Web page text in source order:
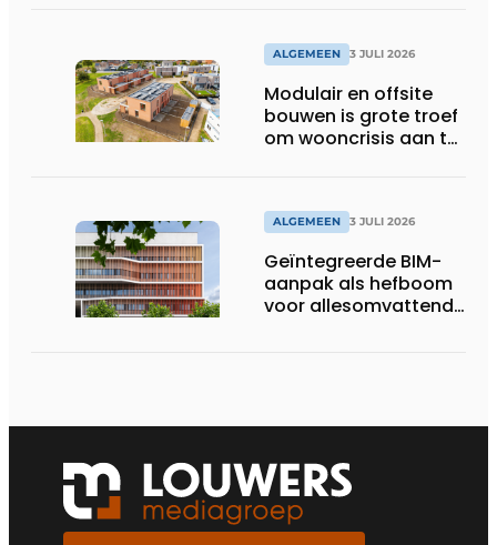
ALGEMEEN 3 JULI 2026
Modulair en offsite
bouwen is grote troef
om wooncrisis aan te
ALGEMEEN 3 JULI 2026
Geïntegreerde BIM-
aanpak als hefboom
voor allesomvattende